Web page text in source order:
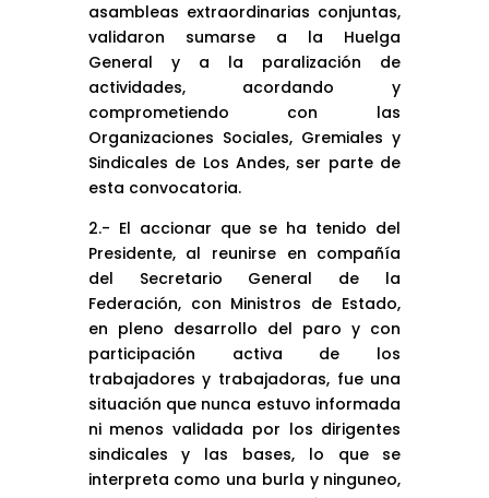
asambleas extraordinarias conjuntas,
validaron sumarse a la Huelga
General y a la paralización de
actividades, acordando y
comprometiendo con las
Organizaciones Sociales, Gremiales y
Sindicales de Los Andes, ser parte de
esta convocatoria.
2.- El accionar que se ha tenido del
Presidente, al reunirse en compañía
del Secretario General de la
Federación, con Ministros de Estado,
en pleno desarrollo del paro y con
participación activa de los
trabajadores y trabajadoras, fue una
situación que nunca estuvo informada
ni menos validada por los dirigentes
sindicales y las bases, lo que se
interpreta como una burla y ninguneo,